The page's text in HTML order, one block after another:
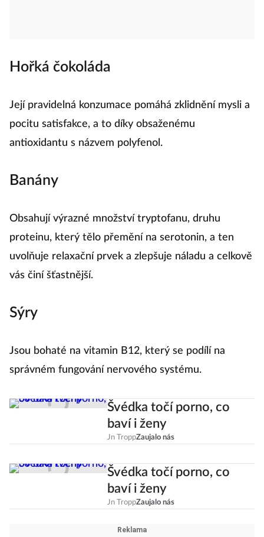
Hořká čokoláda
Její pravidelná konzumace pomáhá zklidnění mysli a
pocitu satisfakce, a to díky obsaženému
antioxidantu s názvem polyfenol.
Banány
Obsahují výrazné množství tryptofanu, druhu
proteinu, který tělo přemění na serotonin, a ten
uvolňuje relaxační prvek a zlepšuje náladu a celkově
vás činí šťastnější.
Sýry
Jsou bohaté na vitamin B12, který se podílí na
správném fungování nervového systému.
Švédka točí porno, co
baví i ženy
Jn TroppZaujalo nás
Švédka točí porno, co
baví i ženy
Jn TroppZaujalo nás